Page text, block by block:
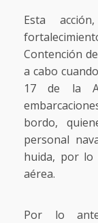
Esta
Contención
a cabo
17 de la
bordo,
personal
huida, por lo
aérea.
Por lo